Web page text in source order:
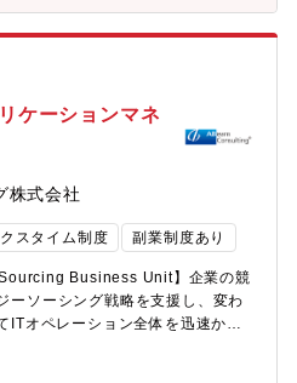
したビジネスプロセスオートメー
超えるプロンプトを活用し、企業
実現。④AIを活用したデータアナ
AI技術導入において、人間中心の
働により、業務効率化だけでな
の向上も実現。・企業のビジネス
を設計。⑤AIXセンターでの研究開
術の研究開発を行う専門組織
々なビジネスプロセスに応用可能な
・国内外の生成AIの活用実態を広
を把握するとともに、ユースケー
・営業データ解析による勝ちパタ
部門及び経営層とのディスカッ
なく、制度設計・仕組み化・実装
。【体制について】このポジシ
軸に推進しています。■HR
戦略を人事機能の構造へ落とし込
ション・人事システムを横断的に
編やM&A、グローバル展開を見据
■Workforce & Talent
リオ（As-Is / To-Be）を基点に、
GAPを可視化し、事業戦略と連動
する人材マネジメントの確立を支
人材の流動性を高め、
内労働市場（Talent Market）の設
ジションマネジメントやキャリア
ケーションマネ
株式会社
スタイム制度 副業制度あり
Business Unit】企業の競
ーソーシング戦略を支援し、変わ
ITオペレーション全体を迅速かつ
原動力となることが求められま